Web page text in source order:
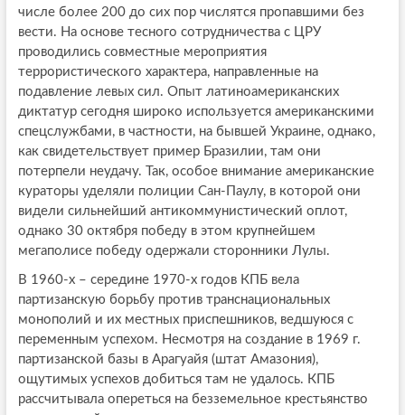
числе более 200 до сих пор числятся пропавшими без
вести. На основе тесного сотрудничества с ЦРУ
проводились совместные мероприятия
террористического характера, направленные на
подавление левых сил. Опыт латиноамериканских
диктатур сегодня широко используется американскими
спецслужбами, в частности, на бывшей Украине, однако,
как свидетельствует пример Бразилии, там они
потерпели неудачу. Так, особое внимание американские
кураторы уделяли полиции Сан-Паулу, в которой они
видели сильнейший антикоммунистический оплот,
однако 30 октября победу в этом крупнейшем
мегаполисе победу одержали сторонники Лулы.
В 1960-х – середине 1970-х годов КПБ вела
партизанскую борьбу против транснациональных
монополий и их местных приспешников, ведшуюся с
переменным успехом. Несмотря на создание в 1969 г.
партизанской базы в Арагуайя (штат Амазония),
ощутимых успехов добиться там не удалось. КПБ
рассчитывала опереться на безземельное крестьянство